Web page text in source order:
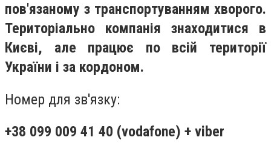
пов'язаному з транспортуванням хворого.
Територіально компанія знаходитися в
Києві, але працює по всій території
України і за кордоном.
Номер для зв'язку:
+38 099 009 41 40 (vodafone) + viber